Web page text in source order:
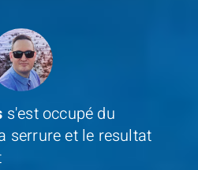
s'est occupé du
serrure et le resultat